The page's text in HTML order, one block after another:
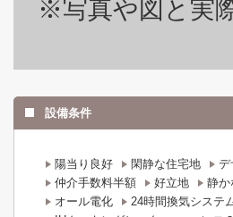
※写真や図と実
設備条件
陽当り良好 閑静な住宅地 デ
仲介手数料半額
好立地 静か
オール電化
24時間換気システ